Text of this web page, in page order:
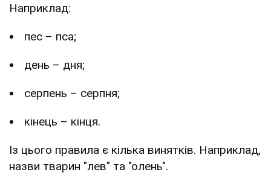
Наприклад:
пес – пса;
день – дня;
серпень – серпня;
кінець – кінця.
Із цього правила є кілька винятків. Наприклад,
назви тварин "лев" та "олень".